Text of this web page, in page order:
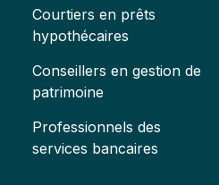
Courtiers en prêts
hypothécaires
Conseillers en gestion de
patrimoine
Professionnels des
services bancaires